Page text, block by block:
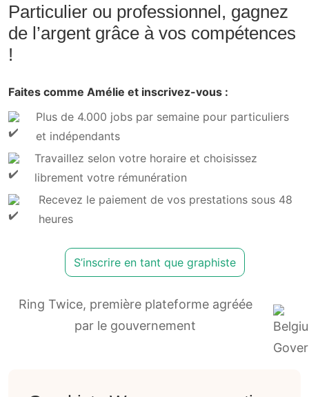
Particulier ou professionnel, gagnez
de l’argent grâce à vos compétences
!
Faites comme Amélie et inscrivez-vous :
Plus de 4.000 jobs par semaine pour particuliers
et indépendants
Travaillez selon votre horaire et choisissez
librement votre rémunération
Recevez le paiement de vos prestations sous 48
heures
S’inscrire en tant que graphiste
Ring Twice, première plateforme agréée
par le gouvernement